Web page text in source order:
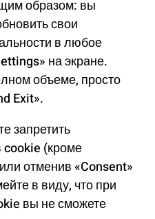
образом: вы
свои
в любое
на экране.
объеме, просто
Exit».
запретить
(кроме
отменив «Consent»
в виду, что при
вы не сможете